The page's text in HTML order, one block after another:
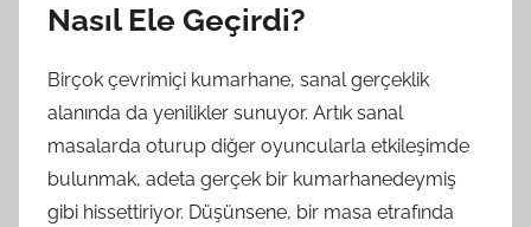
Nasıl Ele Geçirdi?
Birçok çevrimiçi kumarhane, sanal gerçeklik
alanında da yenilikler sunuyor. Artık sanal
masalarda oturup diğer oyuncularla etkileşimde
bulunmak, adeta gerçek bir kumarhanedeymiş
gibi hissettiriyor. Düşünsene, bir masa etrafında